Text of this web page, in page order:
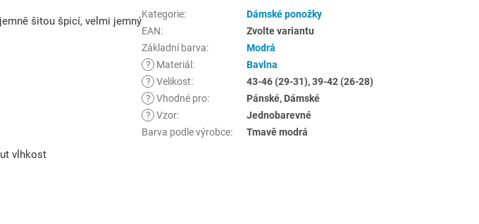
šitou špicí, velmi jemný
vlhkost
Kategorie:
Dámské ponožky
EAN:
Zvolte variantu
Základní barva:
Modrá
?
Materiál :
Bavlna
? Velikost:
43-46 (29-31), 39-42 (26-28)
? Vhodné pro:
Pánské, Dámské
? Vzor:
Jednobarevné
Barva podle výrobce: Tmavě modrá